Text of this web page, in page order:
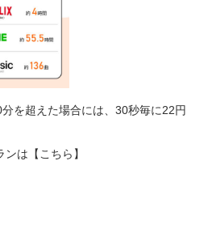
を超えた場合には、30秒毎に22円
は【 こちら 】